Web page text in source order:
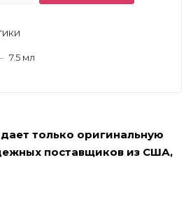
7.5 мл
только оригинальную
поставщиков из США,